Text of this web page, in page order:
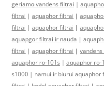
geriamo vandens filtrai |
filtrai | aquaphor filtrai |
filtrai | aquaphor filtrai |
aquapgor filtrai ir nauda |
filtrai | aquaphor filtrai |
aquaphor ro-101s | aquaphor ro-
s1000 | namui ir biurui aquaphor